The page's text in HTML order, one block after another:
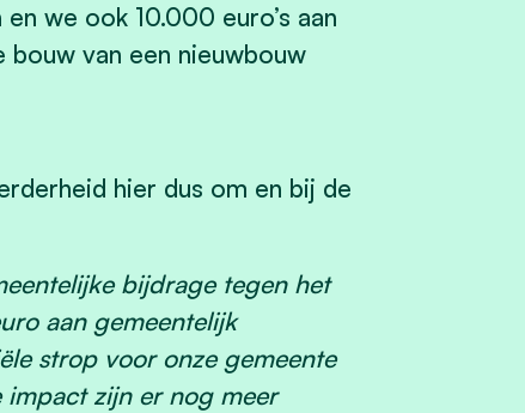
we ook 10.000 euro’s aan
bouw van een nieuwbouw
hier dus om en bij de
bijdrage tegen het
aan gemeentelijk
strop voor onze gemeente
impact zijn er nog meer